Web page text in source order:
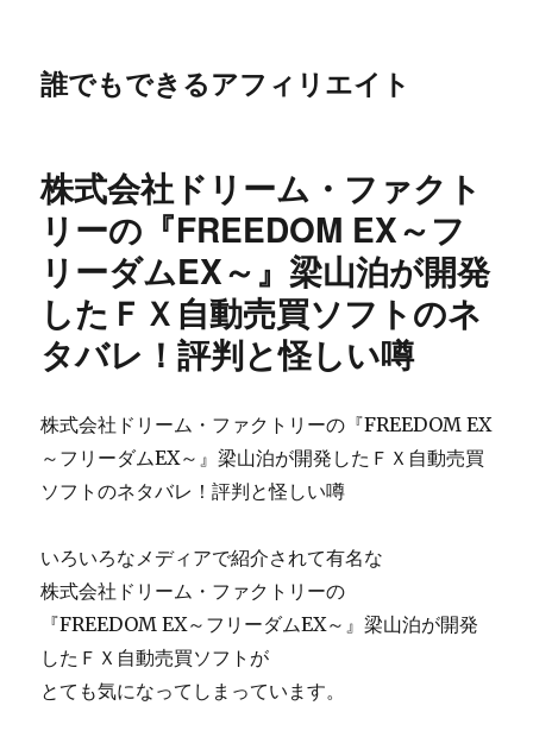
誰でもできるアフィリエイト
株式会社ドリーム・ファクト
リーの『FREEDOM EX～フ
リーダムEX～』梁山泊が開発
したＦＸ自動売買ソフトのネ
タバレ！評判と怪しい噂
株式会社ドリーム・ファクトリーの『FREEDOM EX
～フリーダムEX～』梁山泊が開発したＦＸ自動売買
ソフトのネタバレ！評判と怪しい噂
いろいろなメディアで紹介されて有名な
株式会社ドリーム・ファクトリーの
『FREEDOM EX～フリーダムEX～』梁山泊が開発
したＦＸ自動売買ソフトが
とても気になってしまっています。